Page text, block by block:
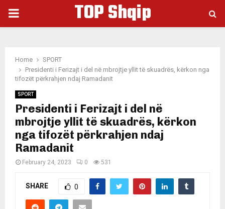
PRIMARY
TOP Shqip
Home
SPORT
Presidenti i Ferizajt i del në mbrojtje yllit të skuadrës, kërkon nga
tifozët përkrahjen ndaj Ramadanit
SPORT
Presidenti i Ferizajt i del në
mbrojtje yllit të skuadrës, kërkon
nga tifozët përkrahjen ndaj
Ramadanit
February 24, 2023 0 531
SHARE 0